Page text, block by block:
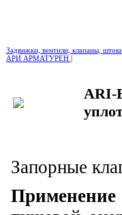
Задвижки, вентили, клапаны,
АРИ АРМАТУРЕН |
ARI-
Запорные